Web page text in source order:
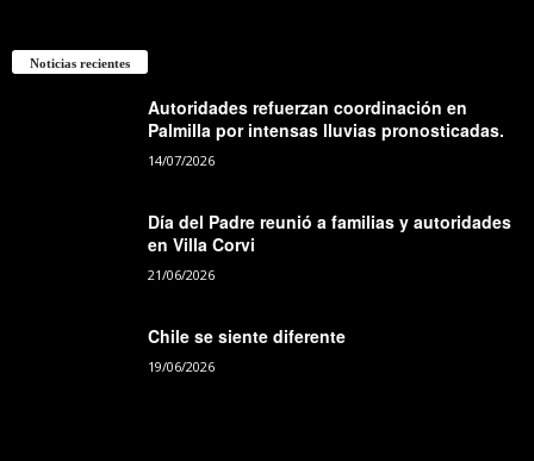
Noticias recientes
Autoridades refuerzan coordinación en
Palmilla por intensas lluvias pronosticadas.
14/07/2026
Día del Padre reunió a familias y autoridades
en Villa Corvi
21/06/2026
Chile se siente diferente
19/06/2026